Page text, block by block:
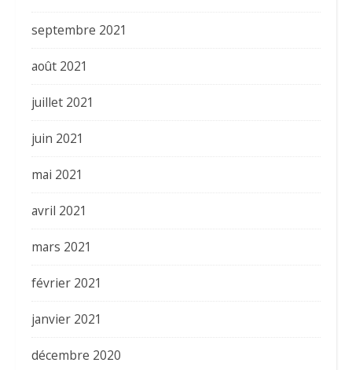
septembre 2021
août 2021
juillet 2021
juin 2021
mai 2021
avril 2021
mars 2021
février 2021
janvier 2021
décembre 2020